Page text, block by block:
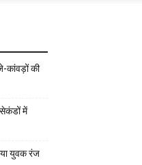
कांवड़ों की
सेकंडों में
युवक रंज